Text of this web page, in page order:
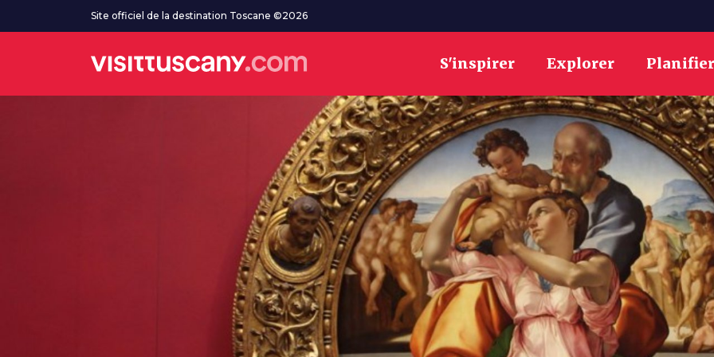
Aller au contenu principalSite officiel de la destination Toscane ©2026
S'inspirer Explorer Planifier